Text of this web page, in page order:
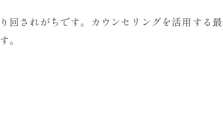
されがちです。カウンセリングを活用する
。